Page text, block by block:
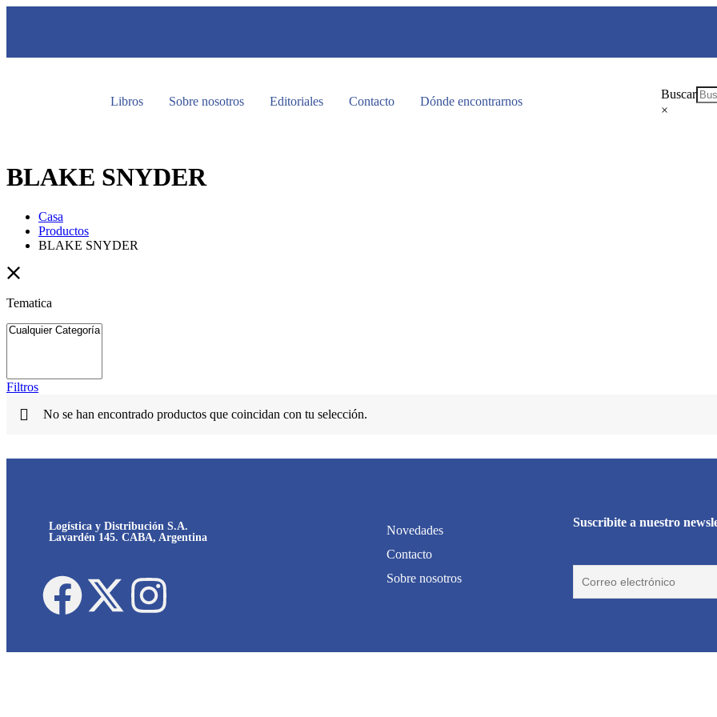
Libros Sobre nosotros Editoriales Contacto Dónde encontrarnos
Buscar
×
BLAKE SNYDER
Casa
Productos
BLAKE SNYDER
Tematica
Filtros
No se han encontrado productos que coincidan con tu selección.
Logística y Distribución S.A.
Lavardén 145. CABA, Argentina
Novedades
Contacto
Sobre nosotros
Suscribite a nuestro